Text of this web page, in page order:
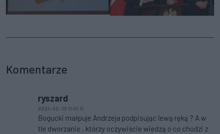
Komentarze
ryszard
2021-02-13 11:01:11
Bogucki małpuje Andrzeja podpisując lewą ręką ? A w
tle dworzanie , którzy oczywiście wiedzą o co chodzi z